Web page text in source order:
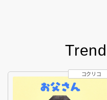
Trend
コクリコ